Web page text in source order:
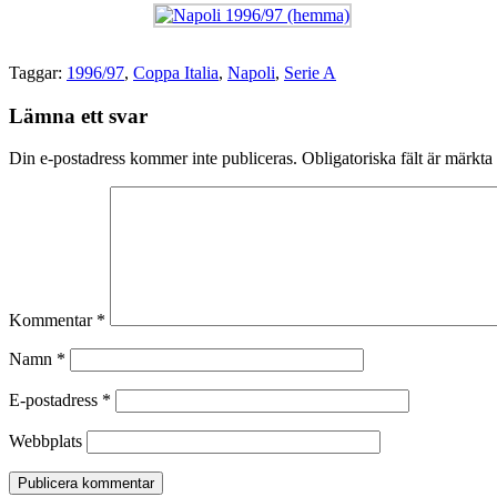
Taggar: 1996/97, Coppa Italia, Napoli, Serie A
Lämna ett svar
Din e-postadress kommer inte publiceras. Obligatoriska fält är märkta
Kommentar *
Namn *
E-postadress *
Webbplats